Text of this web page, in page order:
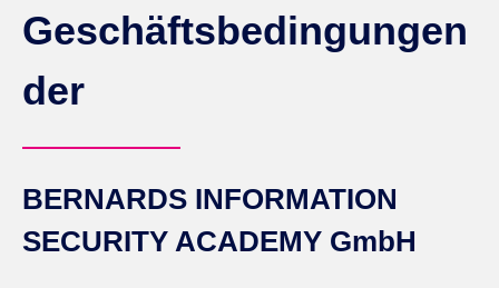
Geschäftsbedingungen
der
BERNARDS INFORMATION
SECURITY ACADEMY GmbH